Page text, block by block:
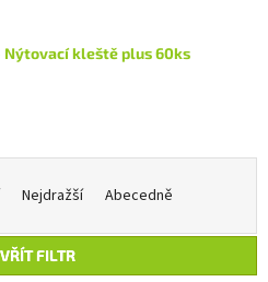
Nýtovací kleště plus 60ks
Nejdražší Abecedně
FILTR